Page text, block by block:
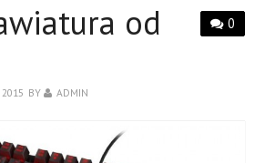
0
od
2015 BY ADMIN